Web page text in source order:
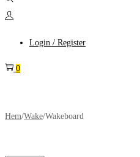
Login / Register
0
Hem/Wake/Wakeboard